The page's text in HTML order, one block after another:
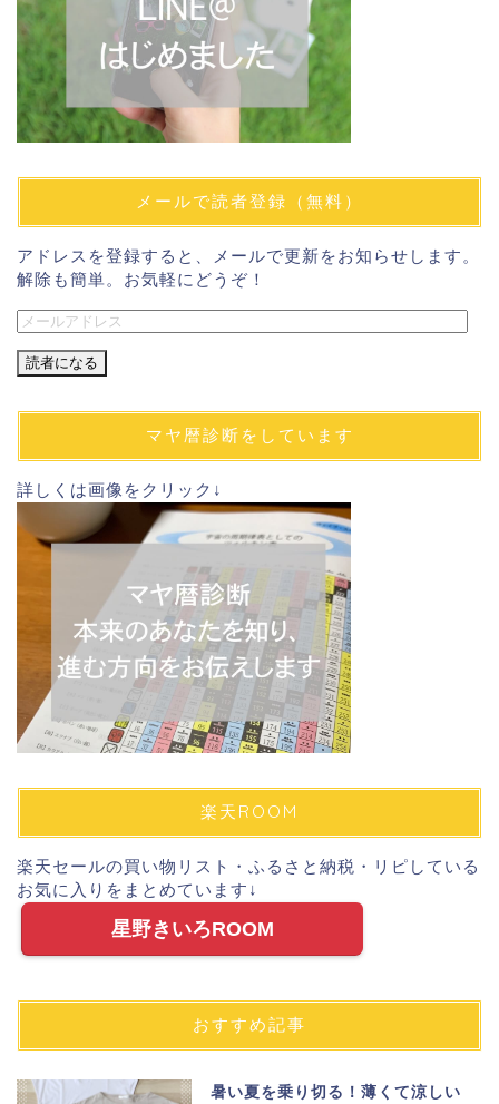
メールで読者登録（無料）
アドレスを登録すると、メールで更新をお知らせします。
解除も簡単。お気軽にどうぞ！
メ
ル
ド
ス
マヤ暦診断をしています
詳しくは画像をクリック↓
楽天ROOM
楽天セールの買い物リスト・ふるさと納税・リピしている
お気に入りをまとめています↓
星野きいろROOM
おすすめ記事
暑い夏を乗り切る！薄くて涼しい